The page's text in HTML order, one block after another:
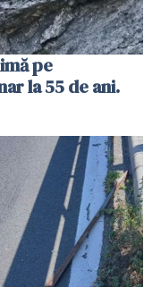
pe
la 55 de ani.